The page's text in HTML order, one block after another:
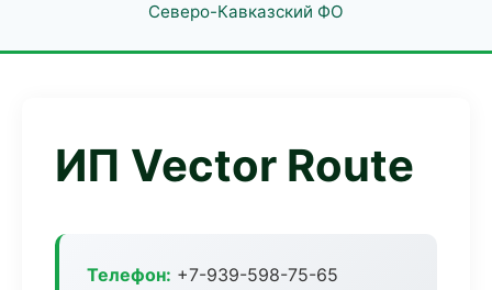
Северо-Кавказский ФО
ИП Vector Route
Телефон: +7-939-598-75-65